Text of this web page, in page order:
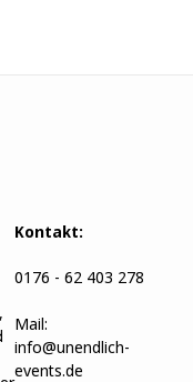
Kontakt:
0176 - 62 403 278
Mail:
info@unendlich-
events.de